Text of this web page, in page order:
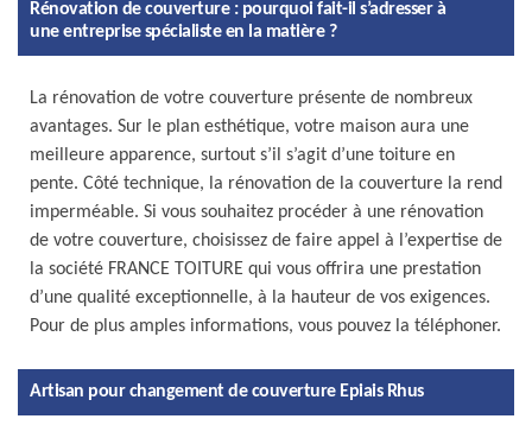
Rénovation de couverture : pourquoi fait-il s’adresser à
une entreprise spécialiste en la matière ?
La rénovation de votre couverture présente de nombreux
avantages. Sur le plan esthétique, votre maison aura une
meilleure apparence, surtout s’il s’agit d’une toiture en
pente. Côté technique, la rénovation de la couverture la rend
imperméable. Si vous souhaitez procéder à une rénovation
de votre couverture, choisissez de faire appel à l’expertise de
la société FRANCE TOITURE qui vous offrira une prestation
d’une qualité exceptionnelle, à la hauteur de vos exigences.
Pour de plus amples informations, vous pouvez la téléphoner.
Artisan pour changement de couverture Epiais Rhus